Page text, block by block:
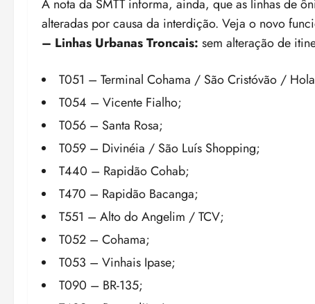
A nota da SMTT informa, ainda, que as linhas de
alteradas por causa da interdição. Veja o novo
– Linhas Urbanas Troncais: sem alteração de
T051 – Terminal Cohama / São Cristóvão /
T054 – Vicente Fialho;
T056 – Santa Rosa;
T059 – Divinéia / São Luís Shopping;
T440 – Rapidão Cohab;
T470 – Rapidão Bacanga;
T551 – Alto do Angelim / TCV;
T052 – Cohama;
T053 – Vinhais Ipase;
T090 – BR-135;